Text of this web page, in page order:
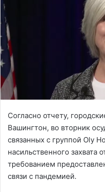
Согласно отчету,
Вашингтон, во вторник
связанных с группой Oly
насильственного захвата
требованием
связи с пандемией.